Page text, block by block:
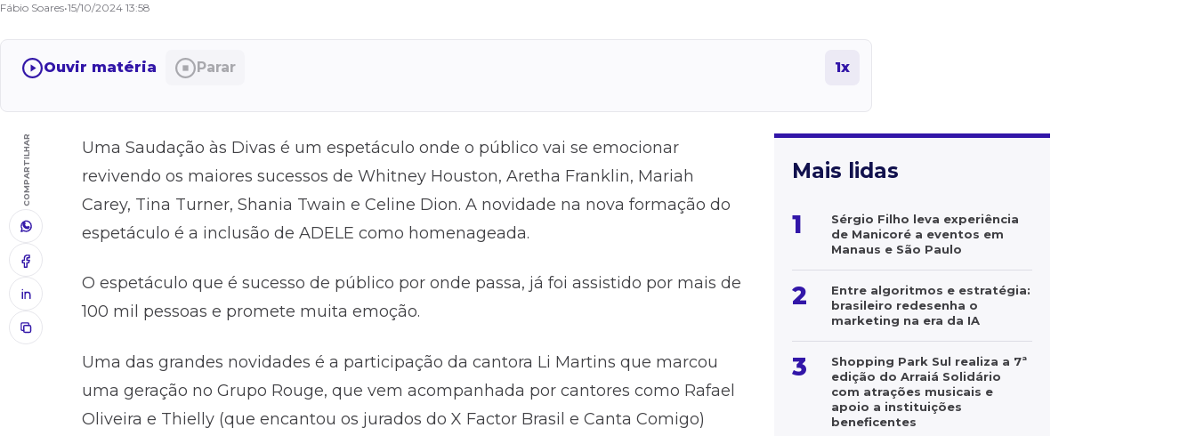
Fábio Soares•15/10/2024 13:58
Ouvir matéria Parar 1x
COMPARTILHAR
Uma Saudação às Divas é um espetáculo onde o público vai se emocionar
revivendo os maiores sucessos de Whitney Houston, Aretha Franklin, Mariah
Carey, Tina Turner, Shania Twain e Celine Dion. A novidade na nova formação do
espetáculo é a inclusão de ADELE como homenageada.
O espetáculo que é sucesso de público por onde passa, já foi assistido por mais de
100 mil pessoas e promete muita emoção.
Uma das grandes novidades é a participação da cantora Li Martins que marcou
uma geração no Grupo Rouge, que vem acompanhada por cantores como Rafael
Oliveira e Thielly (que encantou os jurados do X Factor Brasil e Canta Comigo)
Mais lidas
1
Sérgio Filho leva experiência
de Manicoré a eventos em
Manaus e São Paulo
2
Entre algoritmos e estratégia:
brasileiro redesenha o
marketing na era da IA
3
Shopping Park Sul realiza a 7ª
edição do Arraiá Solidário
com atrações musicais e
apoio a instituições
beneficentes